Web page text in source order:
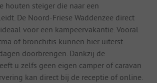
houten steiger die naar een
De Noord-Friese Waddenzee direct
voor een kampeervakantie. Vooral
of bronchitis kunnen hier uiterst
doorbrengen. Dankzij de
u zelfs geen eigen camper of caravan
kan direct bij de receptie of online.